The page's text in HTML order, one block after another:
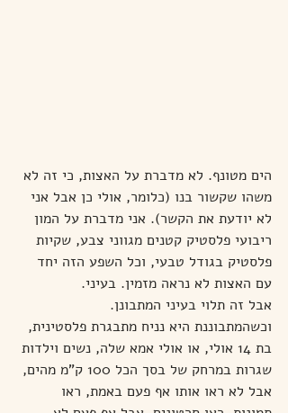
הים מטונף. לא מדברת על האצות, כי זה לא
משהו שקשור בנו (כלומר, אולי כן אבל אני
לא יודעת את הקשר). אני מדברת על המון
ריבועי פלסטיק קטנים מגווני צבע, שקיות
פלסטיק בגודל טבעי, וכל השפע הזה יחד
עם האצות לא נראה מזמין. בעיני.
אבל זה תלוי בעיני המתבונן.
וכשהמתבוננת היא נניח מתבגרת פלסטינית,
בת 14 אולי, או אולי אמא שלה, נשים וילדות
שגרות במרחק של בסך הכל 100 ק"מ מהים,
אבל לא ראו אותו אף פעם באמת, ראו